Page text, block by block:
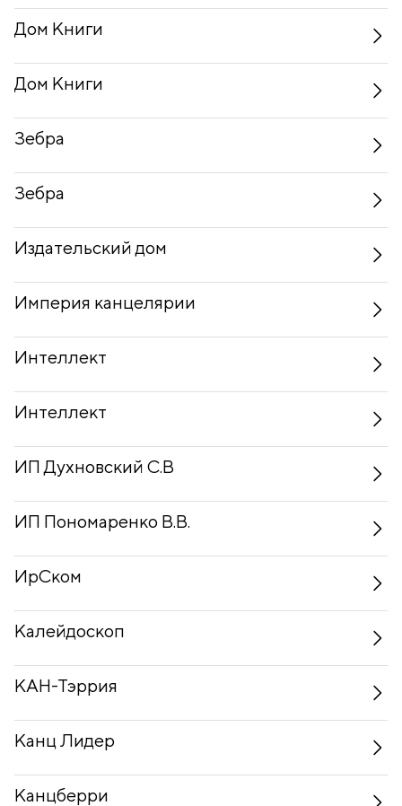
Дом Книги
Дом Книги
Зебра
Зебра
Издательский дом
Империя канцелярии
Интеллект
Интеллект
ИП Духновский С.В
ИП Пономаренко В.В.
ИрСком
Калейдоскоп
КАН-Тэррия
Канц Лидер
Канцберри